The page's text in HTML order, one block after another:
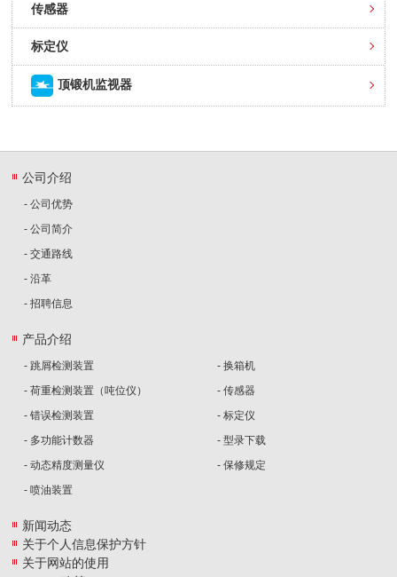
传感器
标定仪
顶锻机监视器
公司介绍
- 公司优势
- 公司简介
- 交通路线
- 沿革
- 招聘信息
产品介绍
- 跳屑检测装置
- 荷重检测装置（吨位仪）
- 错误检测装置
- 多功能计数器
- 动态精度测量仪
- 喷油装置
- 换箱机
- 传感器
- 标定仪
- 型录下载
- 保修规定
新闻动态
关于个人信息保护方针
关于网站的使用